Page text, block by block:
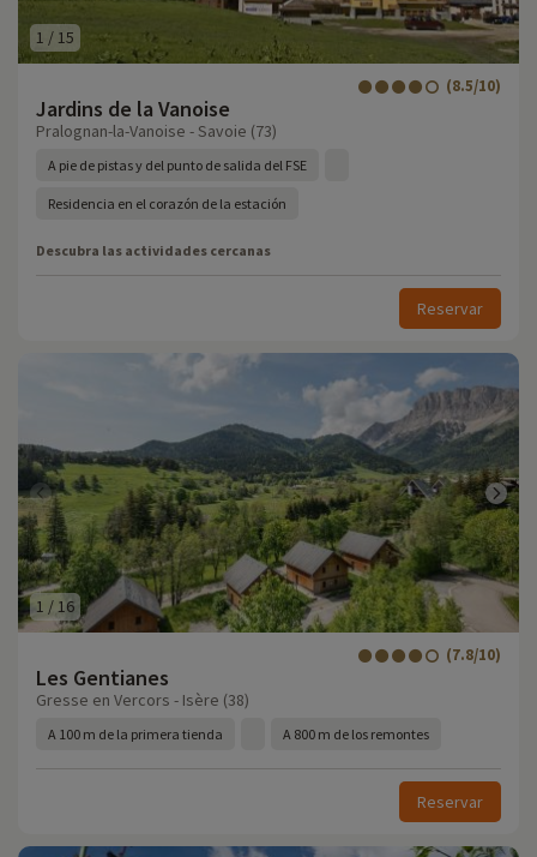
1 / 15
Jardins de la Vanoise
(8.5/10)
Pralognan-la-Vanoise - Savoie (73)
A pie de pistas y del punto de salida del FSE
Residencia en el corazón de la estación
Descubra las actividades cercanas
Reservar
1 /16
Les Gentianes
(7.8/10)
Gresse en Vercors - Isère (38)
A 100 m de la primera tienda A 800 m de los remontes
Reservar